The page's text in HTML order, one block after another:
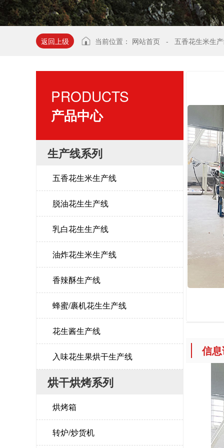
返回上级 当前位置： 网站首页 - 五香花生米生
PRODUCTS
产品中心
生产线系列
五香花生米生产线
脱油花生生产线
乳白花生生产线
油炸花生米生产线
香辣酥生产线
蜂蜜/裹机花生生产线
花生酱生产线
入味花生果烘干生产线
烘干烘烤系列
烘烤箱
转炉/炒货机
信